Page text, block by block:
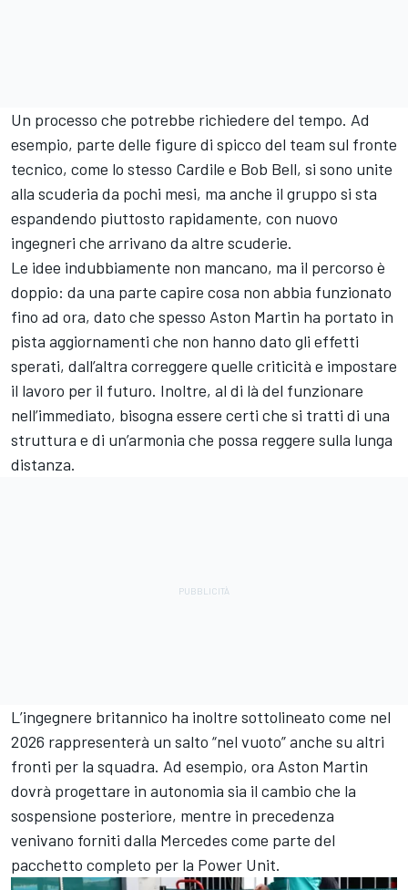
Un processo che potrebbe richiedere del tempo. Ad
esempio, parte delle figure di spicco del team sul fronte
tecnico, come lo stesso Cardile e Bob Bell, si sono unite
alla scuderia da pochi mesi, ma anche il gruppo si sta
espandendo piuttosto rapidamente, con nuovo
ingegneri che arrivano da altre scuderie.
Le idee indubbiamente non mancano, ma il percorso è
doppio: da una parte capire cosa non abbia funzionato
fino ad ora, dato che spesso Aston Martin ha portato in
pista aggiornamenti che non hanno dato gli effetti
sperati, dall’altra correggere quelle criticità e impostare
il lavoro per il futuro. Inoltre, al di là del funzionare
nell’immediato, bisogna essere certi che si tratti di una
struttura e di un’armonia che possa reggere sulla lunga
distanza.
L’ingegnere britannico ha inoltre sottolineato come nel
2026 rappresenterà un salto “nel vuoto” anche su altri
fronti per la squadra. Ad esempio, ora Aston Martin
dovrà progettare in autonomia sia il cambio che la
sospensione posteriore, mentre in precedenza
venivano forniti dalla Mercedes come parte del
pacchetto completo per la Power Unit.